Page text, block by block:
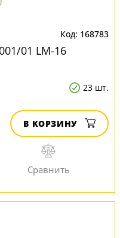
168783
01 LM-16
23 шт.
В КОРЗИНУ